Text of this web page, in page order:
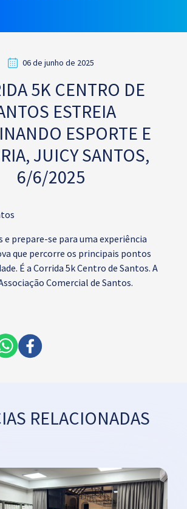
06 de junho de 2025
5K CENTRO DE
ESTREIA
ESPORTE E
JUICY SANTOS,
6/6/2025
e prepare-se para uma experiência
que percorre os principais pontos
É a Corrida 5k Centro de Santos. A
Comercial de Santos.
RELACIONADAS